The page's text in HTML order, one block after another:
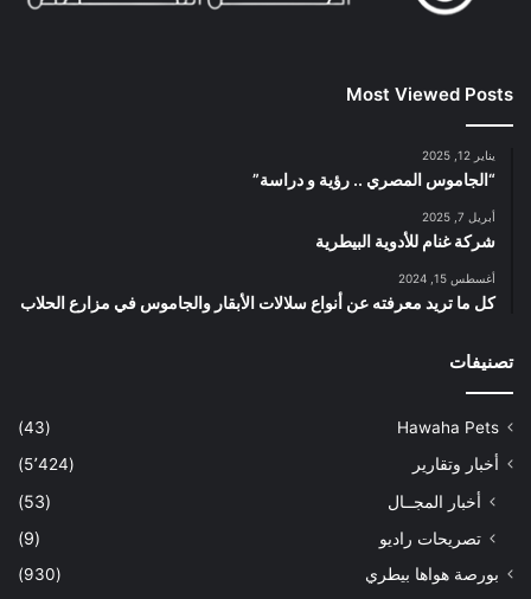
Most Viewed Posts
يناير 12, 2025
“الجاموس المصري .. رؤية و دراسة”
أبريل 7, 2025
شركة غنام للأدوية البيطرية
أغسطس 15, 2024
كل ما تريد معرفته عن أنواع سلالات الأبقار والجاموس في مزارع الحلاب
تصنيفات
Hawaha Pets
(43)
أخبار وتقارير
(5٬424)
أخبار المجــال
(53)
تصريحات راديو
(9)
بورصة هواها بيطري (930)